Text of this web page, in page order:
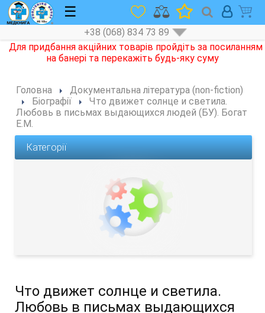
☰
+38 (068) 834 73 89
Головна
Документальна література (non-fiction)
Біографії
Что движет солнце и светила.
Любовь в письмах выдающихся людей (БУ). Богат
Е.М.
Категорії
Что движет солнце и светила.
Любовь в письмах выдающихся